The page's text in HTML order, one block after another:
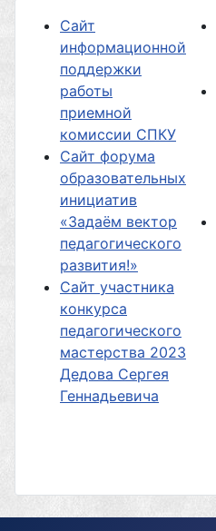
Сайт
информационной
поддержки
работы
приемной
комиссии СПКУ
Сайт форума
образовательных
инициатив
«Задаём вектор
педагогического
развития!»
Сайт участника
конкурса
педагогического
мастерства 2023
Дедова Сергея
Геннадьевича